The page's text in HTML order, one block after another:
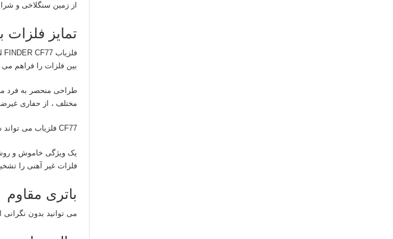
از زمین سنگلاخی و
تمایز فلزات با ۳ صدای مختلف
بین فلزات را فراهم می
مختلف ، از حفاری
CF77 فلزیاب می تواند سیگنال های آهن تولید شده توسط خاک را در مناطق بسیار معدنی از بین ببرد.
یک ویژگی خاموش و
فلزات غیر آهنی را
باتری مقاوم
می توانید بدون نگرانی از کمبود